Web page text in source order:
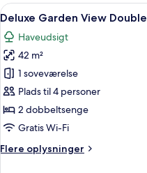
Suite
View
King
Indlæs
alle
billeder
af
Deluxe
Garden
View
Double
6
Deluxe Garden View Double
Haveudsigt
42 m²
1 soveværelse
Plads til 4 personer
2 dobbeltsenge
Gratis Wi-Fi
Flere oplysninger
Flere